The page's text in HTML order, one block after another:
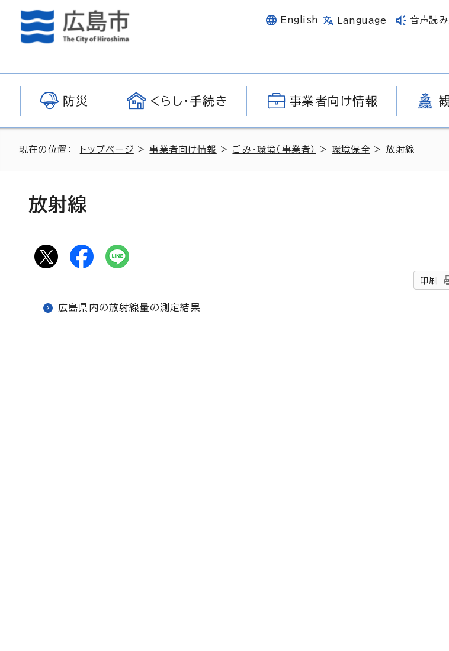
English Language 音声読
防災 くらし・手続き 事業者向け情報
現在の位置： トップページ >事業者向け情報 > ごみ・環境（事業者） >環境保全 > 放射線
放射線
印刷
広島県内の放射線量の測定結果